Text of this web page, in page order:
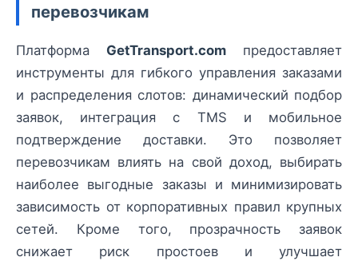
перевозчикам
Платформа GetTransport.com предоставляет
инструменты для гибкого управления заказами
и распределения слотов: динамический подбор
заявок, интеграция с TMS и мобильное
подтверждение доставки. Это позволяет
перевозчикам влиять на свой доход, выбирать
наиболее выгодные заказы и минимизировать
зависимость от корпоративных правил крупных
сетей. Кроме того, прозрачность заявок
снижает риск простоев и улучшает